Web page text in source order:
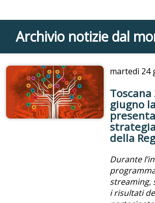
Archivio notizie dal
martedì 24
giugno la
della
Durante
streaming,
i risultati